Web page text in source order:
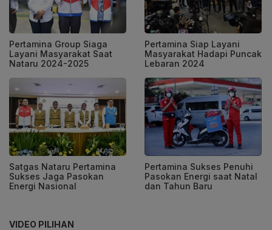
Pertamina Group Siaga
Layani Masyarakat Saat
Nataru 2024-2025
Pertamina Siap Layani
Masyarakat Hadapi Puncak
Lebaran 2024
Satgas Nataru Pertamina
Sukses Jaga Pasokan
Energi Nasional
Pertamina Sukses Penuhi
Pasokan Energi saat Natal
dan Tahun Baru
VIDEO PILIHAN